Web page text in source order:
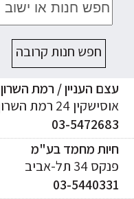
חפש חנות קרובה
העניין / רמת השרון
24 רמת השרון
03-
מחמד בע"מ
34 תל-אביב
03-